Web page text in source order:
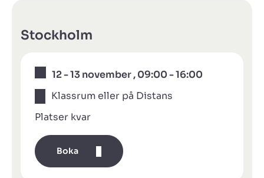
Stockholm
12 - 13 november , 09:00 - 16:00
Klassrum eller på Distans
Platser kvar
Boka